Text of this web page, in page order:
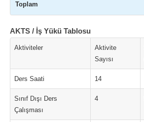
Toplam
AKTS / İş Yükü Tablosu
Aktiviteler
Aktivite
Sayısı
Ders Saati 14
Sınıf Dışı Ders
Çalışması
4